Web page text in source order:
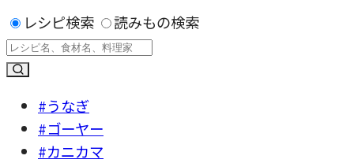
レシピ検索
読みもの検索
#うなぎ
#ゴーヤー
#カニカマ